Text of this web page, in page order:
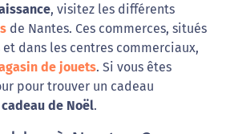
, visitez les différents
de Nantes. Ces commerces, situés
dans les centres commerciaux,
de jouets. Si vous êtes
pour trouver un cadeau
cadeau de Noël.